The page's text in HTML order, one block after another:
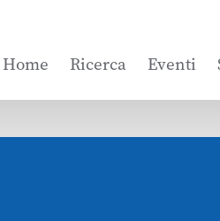
Home Ricerca Eventi